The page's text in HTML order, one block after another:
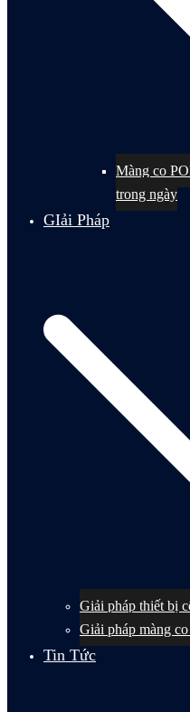
Màng co
trong ngày
GIải Pháp
Giải pháp thiết bị
Giải pháp màng
Tin Tức